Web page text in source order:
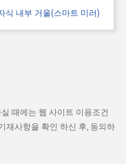
식 내부 거울(스마트 미러)
때에는 웹 사이트 이용조건
재사항을 확인 하신 후, 동의하